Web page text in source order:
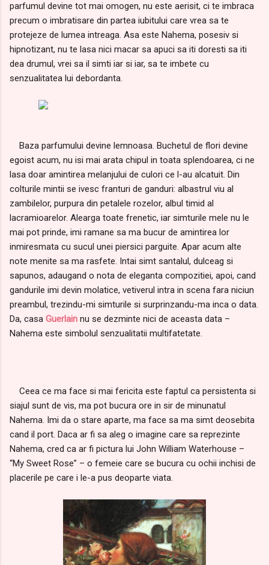
parfumul devine tot mai omogen, nu este aerisit, ci te imbraca
precum o imbratisare din partea iubitului care vrea sa te
protejeze de lumea intreaga. Asa este Nahema, posesiv si
hipnotizant, nu te lasa nici macar sa apuci sa iti doresti sa iti
dea drumul, vrei sa il simti iar si iar, sa te imbete cu
senzualitatea lui debordanta.
Baza parfumului devine lemnoasa. Buchetul de flori devine
egoist acum, nu isi mai arata chipul in toata splendoarea, ci ne
lasa doar amintirea melanjului de culori ce l-au alcatuit. Din
colturile mintii se ivesc franturi de ganduri: albastrul viu al
zambilelor, purpura din petalele rozelor, albul timid al
lacramioarelor. Alearga toate frenetic, iar simturile mele nu le
mai pot prinde, imi ramane sa ma bucur de amintirea lor
inmiresmata cu sucul unei piersici parguite. Apar acum alte
note menite sa ma rasfete. Intai simt santalul, dulceag si
sapunos, adaugand o nota de eleganta compozitiei, apoi, cand
gandurile imi devin molatice, vetiverul intra in scena fara niciun
preambul, trezindu-mi simturile si surprinzandu-ma inca o data.
Da, casa Guerlain nu se dezminte nici de aceasta data –
Nahema este simbolul senzualitatii multifatetate.
Ceea ce ma face si mai fericita este faptul ca persistenta si
siajul sunt de vis, ma pot bucura ore in sir de minunatul
Nahema. Imi da o stare aparte, ma face sa ma simt deosebita
cand il port. Daca ar fi sa aleg o imagine care sa reprezinte
Nahema, cred ca ar fi pictura lui John William Waterhouse –
“My Sweet Rose” – o femeie care se bucura cu ochii inchisi de
placerile pe care i le-a pus deoparte viata.